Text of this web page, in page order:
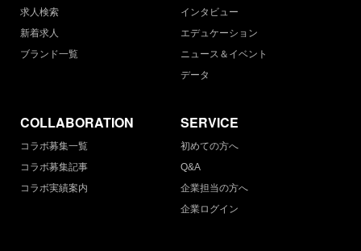
求人検索
新着求人
ブランド一覧
インタビュー
エデュケーション
ニュース＆イベント
データ
COLLABORATION
コラボ募集一覧
コラボ募集記事
コラボ実績案内
SERVICE
初めての方へ
Q&A
企業担当の方へ
企業ログイン